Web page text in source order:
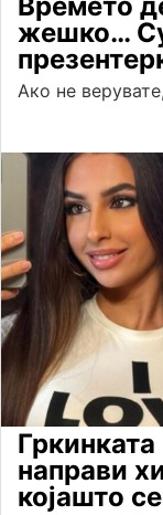
жешко…
Ако не
направи
којашто